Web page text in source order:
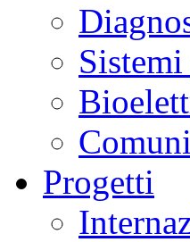
Progetti